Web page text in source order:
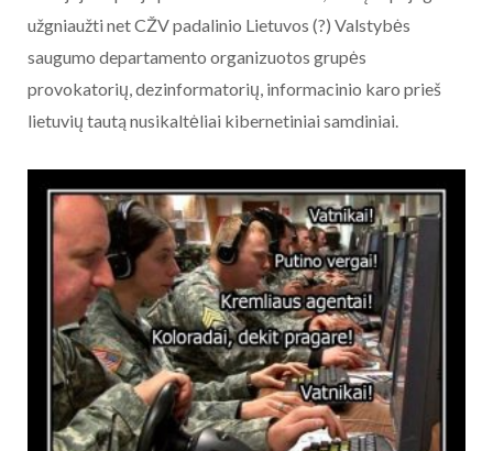
užgniaužti net CŽV padalinio Lietuvos (?) Valstybės
saugumo departamento organizuotos grupės
provokatorių, dezinformatorių, informacinio karo prieš
lietuvių tautą nusikaltėliai kibernetiniai samdiniai.